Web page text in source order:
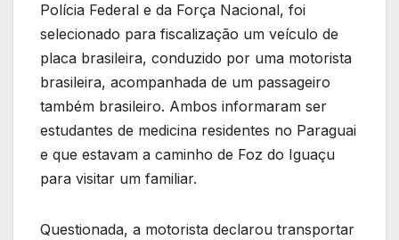
Polícia Federal e da Força Nacional, foi
selecionado para fiscalização um veículo de
placa brasileira, conduzido por uma motorista
brasileira, acompanhada de um passageiro
também brasileiro. Ambos informaram ser
estudantes de medicina residentes no Paraguai
e que estavam a caminho de Foz do Iguaçu
para visitar um familiar.
Questionada, a motorista declarou transportar